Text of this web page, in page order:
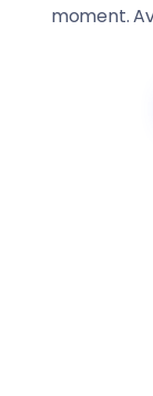
moment.